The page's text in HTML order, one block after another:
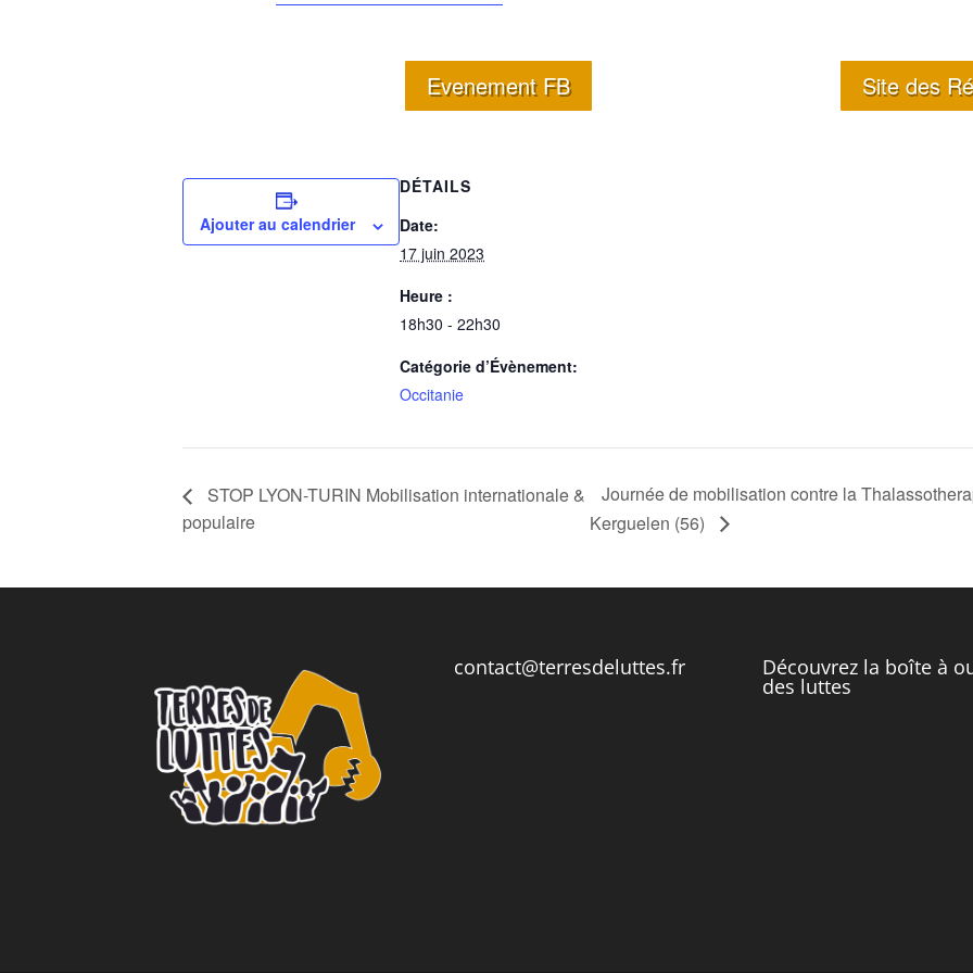
Evenement FB Site des
Ajouter au calendrier
DÉTAILS
Date:
17 juin 2023
Heure :
18h30 - 22h30
Catégorie d’Évènement:
Occitanie
STOP LYON-TURIN Mobilisation internationale &
populaire
Journée de mobilisation contre la
Kerguelen (56)
contact@terresdeluttes.fr Découvrez la boîte à
des luttes